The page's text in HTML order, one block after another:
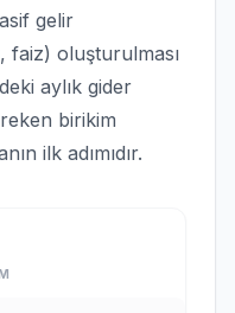
gelir
faiz) oluşturulması
aylık gider
birikim
ilk adımıdır.